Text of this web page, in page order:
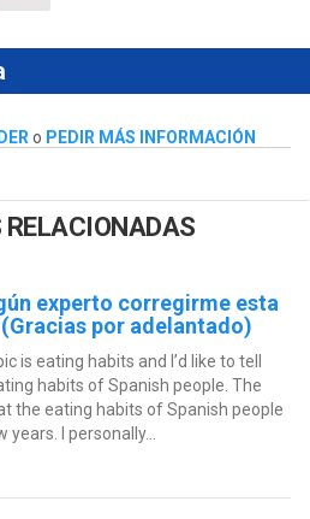
o PEDIR MÁS INFORMACIÓN
experto corregirme esta
por adelantado)
is eating habits and I’d like to tell
habits of Spanish people. The
the eating habits of Spanish people
I personally...